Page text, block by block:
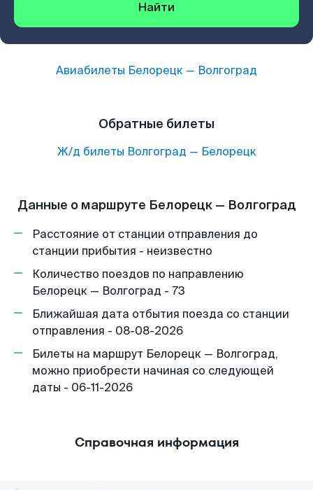
Найти
Авиабилеты Белорецк — Волгоград
Обратные билеты
Ж/д билеты Волгоград — Белорецк
Данные о маршруте Белорецк — Волгоград
Расстояние от станции отправления до
станции прибытия - неизвестно
Количество поездов по направлению
Белорецк — Волгоград - 73
Ближайшая дата отбытия поезда со станции
отправления - 08-08-2026
Билеты на маршрут Белорецк — Волгоград,
можно приобрести начиная со следующей
даты - 06-11-2026
Справочная информация